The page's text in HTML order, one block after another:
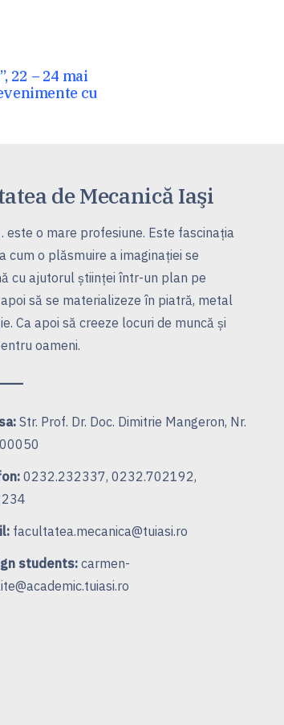
22 – 24 mai
cu
de Mecanică Iaşi
este o mare profesiune. Este fascinaţia
cum o plăsmuire a imaginaţiei se
cu ajutorul ştiinţei într-un plan pe
apoi să se materializeze în piatră, metal
Ca apoi să creeze locuri de muncă şi
oameni.
Str. Prof. Dr. Doc. Dimitrie Mangeron, Nr.
0232.232337, 0232.702192,
facultatea.mecanica@tuiasi.ro
students:carmen-